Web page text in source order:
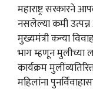
महाराष्ट्र सरकारने
नसलेल्या कमी
मुख्यमंत्री कन्या
भाग म्हणून मुलीच्या
कार्यक्रम
महिलांना